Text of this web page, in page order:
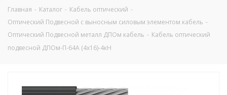
Главная - Каталог - Кабель оптический -
Оптический Подвесной с выносным силовым элементом кабель -
Оптический Подвесной металл ДПОм кабель - Кабель оптический
подвесной ДПОм-П-64А (4х16)-4кН